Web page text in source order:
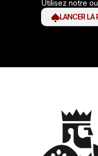
Utilisez notre
LANCER LA